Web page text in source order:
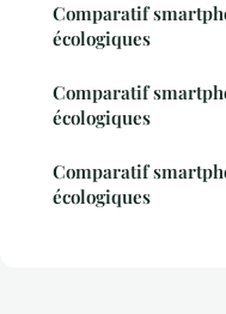
Comparatif
écologiques
Comparatif
écologiques
Comparatif
écologiques